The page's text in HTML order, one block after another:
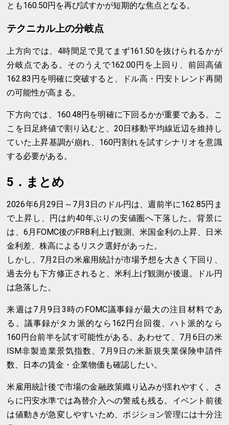
とも160.50円を再び試すかが短期的な焦点となる。
テクニカル上の分岐点
上方向では、4時間足で見てまず161.50を抜けられるかが
分岐点である。そのうえで162.00円を上回り、前回高値
162.83円を明確に突破すると、ドル高・円安トレンド再開
の可能性が高まる。
下方向では、160.48円を明確に下回るかが重要である。こ
こを日足終値で割り込むと、20日移動平均線近辺を維持し
ていた上昇基調が崩れ、160円割れを試すシナリオを意識
する必要がある。
5．まとめ
2026年6月29日～7月3日のドル円は、週前半に162.85円ま
で上昇し、円は約40年ぶりの安値圏へ下落した。背景に
は、6月FOMC後のFRB利上げ観測、米国金利の上昇、日米
金利差、株高によるリスク選好があった。
しかし、7月2日の米雇用統計が市場予想を大きく下回り、
過去分も下方修正されると、米利上げ観測が後退。ドル円
は急落した。
来週は7月9日3時のFOMC議事録が最大の注目材料であ
る。議事録がタカ派的なら162円台回復、ハト派的なら
160円台前半を試す可能性がある。あわせて、7月6日の米
ISM非製造業景気指数、7月9日の米新規失業保険申請件
数、日本の賃金・企業物価も確認したい。
米雇用統計後で市場の金融政策織り込みが揺れやすく、さ
らに円安水準では為替介入への警戒も残る。イベント前後
は値動きが急変しやすいため、ポジション管理には十分注